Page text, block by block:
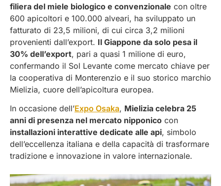
filiera del miele biologico e convenzionale con oltre
600 apicoltori e 100.000 alveari, ha sviluppato un
fatturato di 23,5 milioni, di cui circa 3,2 milioni
provenienti dall’export. Il Giappone da solo pesa il
30% dell’export, pari a quasi 1 milione di euro,
confermando il Sol Levante come mercato chiave per
la cooperativa di Monterenzio e il suo storico marchio
Mielizia, cuore dell’apicoltura europea.
In occasione dell’Expo Osaka, Mielizia celebra 25
anni di presenza nel mercato nipponico con
installazioni interattive dedicate alle api, simbolo
dell’eccellenza italiana e della capacità di trasformare
tradizione e innovazione in valore internazionale.